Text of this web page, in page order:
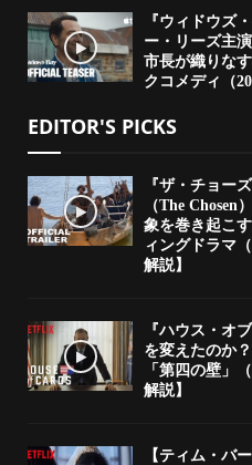
『ウィドウズ
ー・リーズ主
市長が織りな
クコメディ（
EDITOR'S PICKS
『ザ・チョー
（The
象を巻き起こ
ィングドラマ
解説】
『ハウス・オ
を変えたのか
「第四の壁」
解説】
【ティム・バ